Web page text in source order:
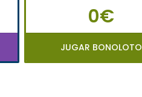
0€
JUGAR BONOLOTO